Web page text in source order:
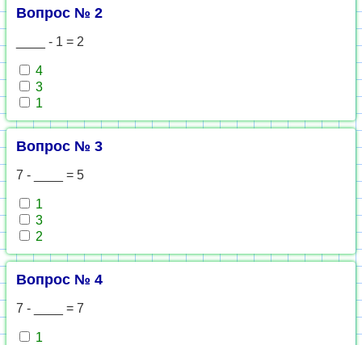
Вопрос № 2
____ - 1 = 2
4
3
1
Вопрос № 3
7 - ____ = 5
1
3
2
Вопрос № 4
7 - ____ = 7
1